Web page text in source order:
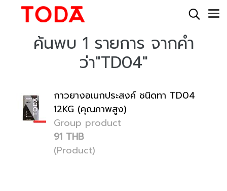
ค้นพบ 1 รายการ จากคำ
ว่า"TD04"
กาวยางอเนกประสงค์ ชนิดทา TD04
12KG (คุณภาพสูง)
Group product
91 THB
(Product)